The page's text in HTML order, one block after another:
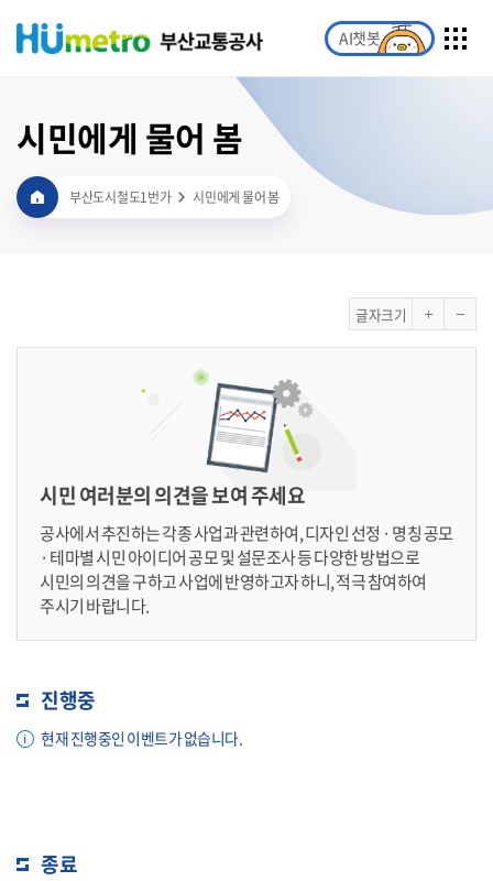
AI챗봇
시민에게 물어 봄
부산도시철도1번가 시민에게 물어 봄
글자크기
시민 여러분의 의견을 보여 주세요
공사에서 추진하는 각종 사업과 관련하여, 디자인 선정 · 명칭 공모
· 테마별 시민 아이디어 공모 및 설문조사 등 다양한 방법으로
시민의 의견을 구하고 사업에 반영하고자 하니, 적극 참여하여
주시기 바랍니다.
진행중
현재 진행중인 이벤트가 없습니다.
종료